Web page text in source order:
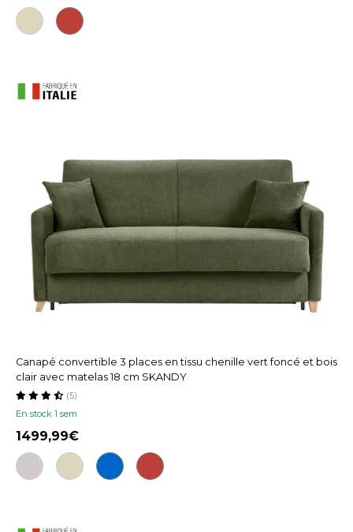
Canapé convertible 3 places en tissu chenille vert foncé et bois
clair avec matelas 18 cm SKANDY
En stock 1 sem
(5)
1499,99